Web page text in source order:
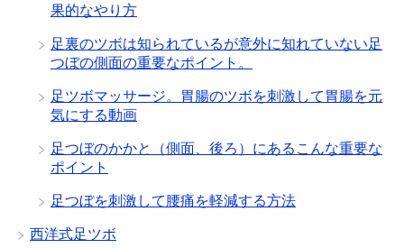
果的なやり方
足裏のツボは知られているが意外に知れていない足
つぼの側面の重要なポイント。
足ツボマッサージ。胃腸のツボを刺激して胃腸を元
気にする動画
足つぼのかかと（側面、後ろ）にあるこんな重要な
ポイント
足つぼを刺激して腰痛を軽減する方法
西洋式足ツボ